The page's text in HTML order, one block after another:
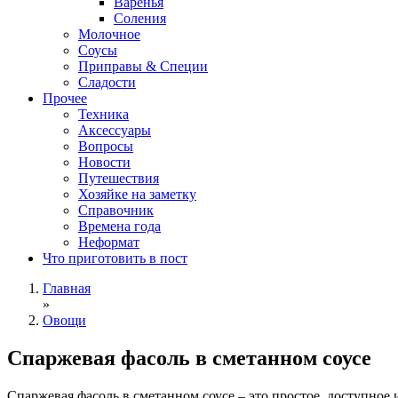
Соления
Молочное
Соусы
Приправы & Специи
Сладости
Прочее
Техника
Аксессуары
Вопросы
Новости
Путешествия
Хозяйке на заметку
Справочник
Времена года
Неформат
Что приготовить в пост
Главная
»
Овощи
Спаржевая фасоль в сметанном соусе